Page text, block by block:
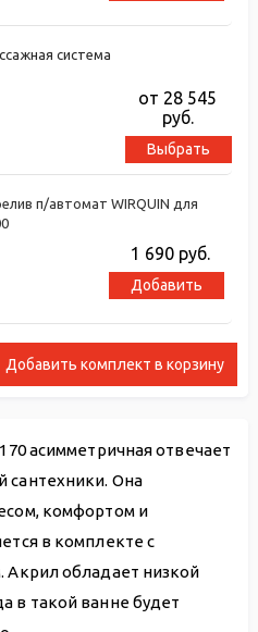
Добавить комплект в корзину
система
от 28 545
руб.
Выбрать
п/автомат WIRQUIN для
1 690руб.
Добавить
асимметричная отвечает
сантехники. Она
комфортом и
в комплекте с
Акрил обладает низкой
в такой ванне будет